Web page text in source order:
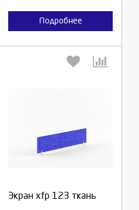
Подробнее
Экран xfp 123 ткань